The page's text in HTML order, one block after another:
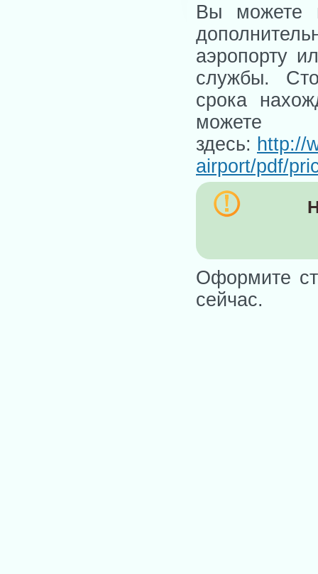
Вы можете
аэропорту
службы.
срока
можете
здесь: http://
airport/pdf/
Оформите
сейчас.